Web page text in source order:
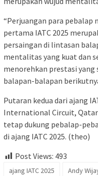
“Perjuangan para pebalap
pertama IATC 2025
persaingan di lintasan
mentalitas yang kuat dan
menorehkan prestasi yang
balapan-balapan
Putaran kedua dari ajang
International Circuit,
tetap dukung pebalap-
di ajang IATC 2025. (theo)
Post Views: 493
ajang IATC 2025 Andy